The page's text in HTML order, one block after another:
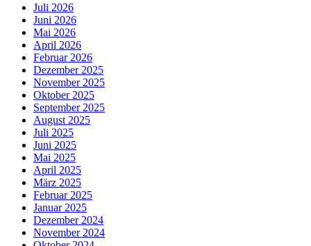
Juli 2026
Juni 2026
Mai 2026
April 2026
Februar 2026
Dezember 2025
November 2025
Oktober 2025
September 2025
August 2025
Juli 2025
Juni 2025
Mai 2025
April 2025
März 2025
Februar 2025
Januar 2025
Dezember 2024
November 2024